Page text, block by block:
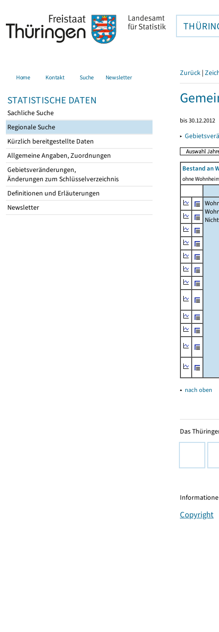
Home Kontakt Suche Newsletter
STATISTISCHE DATEN
Sachliche Suche
Regionale Suche
Kürzlich bereitgestellte Daten
Allgemeine Angaben, Zuordnungen
Gebietsveränderungen,
Änderungen zum Schlüsselverzeichnis
Definitionen und Erläuterungen
Newsletter
Zurück |
bis 30.12.2012
▸
Bestand an
ohne
▴ nach oben
Das
Copyright